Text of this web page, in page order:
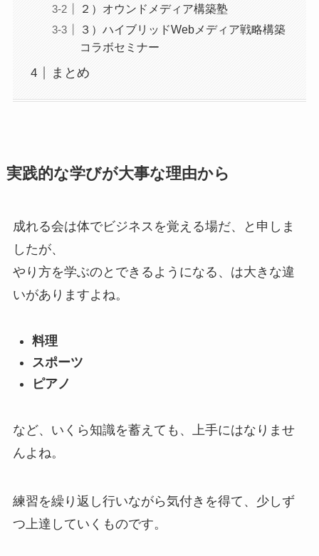
２）オウンドメディア構築塾
３）ハイブリッドWebメディア戦略構築
コラボセミナー
まとめ
実践的な学びが大事な理由から
成れる会は体でビジネスを覚える場だ、と申しま
したが、
やり方を学ぶのとできるようになる、は大きな違
いがありますよね。
料理
スポーツ
ピアノ
など、いくら知識を蓄えても、上手にはなりませ
んよね。
練習を繰り返し行いながら気付きを得て、少しず
つ上達していくものです。